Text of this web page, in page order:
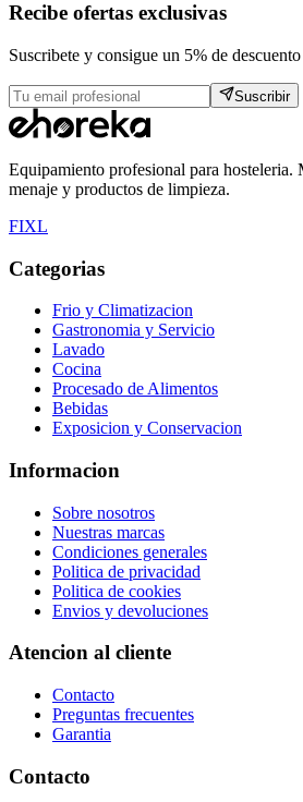
Recibe ofertas exclusivas
Suscribete y consigue un 5% de
Suscribir
Equipamiento profesional para hosteleria.
menaje y productos de limpieza.
FIXL
Categorias
Frio y Climatizacion
Gastronomia y Servicio
Lavado
Cocina
Procesado de Alimentos
Bebidas
Exposicion y Conservacion
Informacion
Sobre nosotros
Nuestras marcas
Condiciones generales
Politica de privacidad
Politica de cookies
Envios y devoluciones
Atencion al cliente
Contacto
Preguntas frecuentes
Garantia
Contacto